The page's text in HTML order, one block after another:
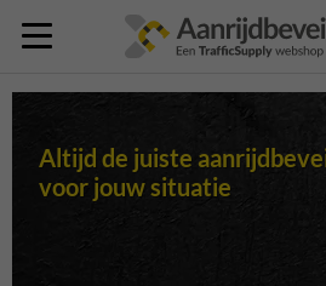
Altijd de juiste
voor jouw situatie